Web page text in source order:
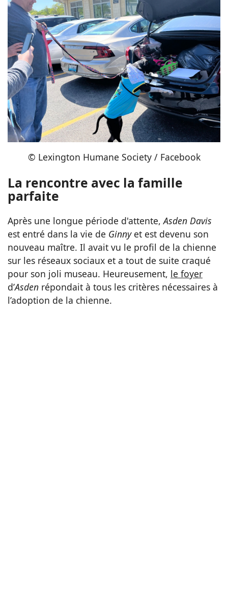
© Lexington Humane Society / Facebook
La rencontre avec la famille
parfaite
Après une longue période d'attente,Asden Davis
est entré dans la vie de Ginnyet est devenu son
nouveau maître. Il avait vu le profil de la chienne
sur les réseaux sociaux et a tout de suite craqué
pour son joli museau. Heureusement, le foyer
d’Asden répondait à tous les critères nécessaires à
l’adoption de la chienne.